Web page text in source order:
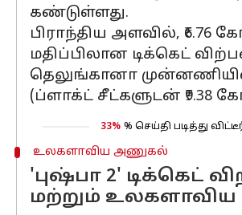
கண்டுள்ளது.
பிராந்திய அளவில், ₹6.76
மதிப்பிலான டிக்கெட்
தெலுங்கானா
(ப்ளாக்ட் சீட்களுடன் ₹9.38
33% % செய்தி படித்து
உலகளாவிய அணுகல்
'புஷ்பா 2' டிக்கெட்
மற்றும் உலகளாவிய